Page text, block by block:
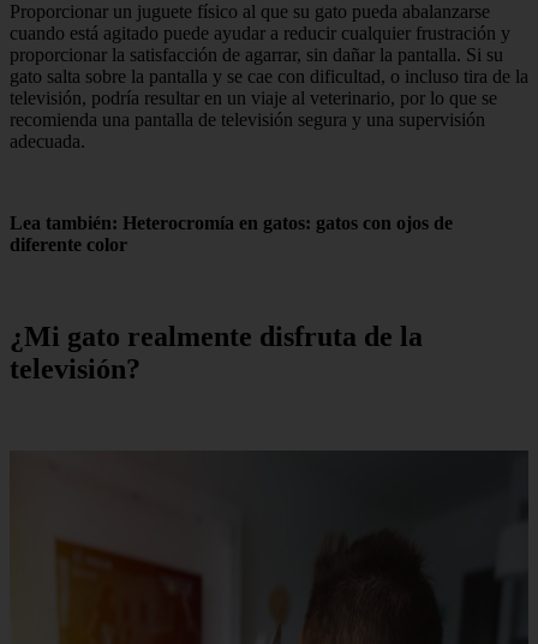
Proporcionar un juguete físico al que su gato pueda abalanzarse
cuando está agitado puede ayudar a reducir cualquier frustración y
proporcionar la satisfacción de agarrar, sin dañar la pantalla. Si su
gato salta sobre la pantalla y se cae con dificultad, o incluso tira de la
televisión, podría resultar en un viaje al veterinario, por lo que se
recomienda una pantalla de televisión segura y una supervisión
adecuada.
Lea también: Heterocromía en gatos: gatos con ojos de
diferente color
¿Mi gato realmente disfruta de la
televisión?